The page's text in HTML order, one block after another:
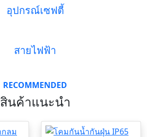
อุปกรณ์เซฟตี้
สายไฟฟ้า
RECOMMENDED
สินค้าแนะนำ